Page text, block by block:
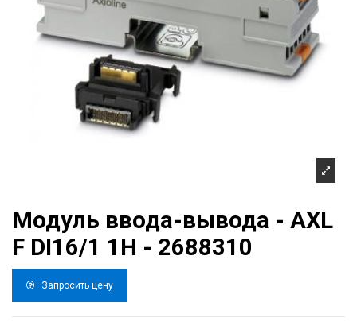
Модуль ввода-вывода - AXL
F DI16/1 1H - 2688310
Запросить цену